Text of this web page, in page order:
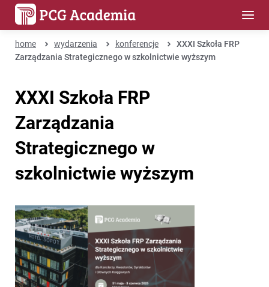
home wydarzenia konferencje
XXXI Szkoła FRP
Zarządzania Strategicznego w szkolnictwie wyższym
XXXI Szkoła FRP
Zarządzania
Strategicznego w
szkolnictwie wyższym